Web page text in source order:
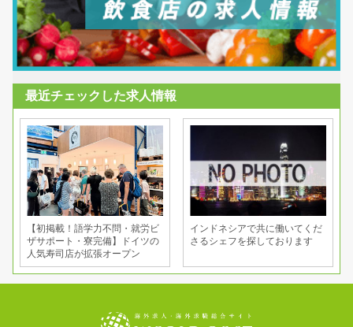
最近チェックした求人情報
【初掲載！語学力不問・就労ビ
ザサポート・寮完備】ドイツの
人気寿司店が拡張オープン
インドネシアで共に働いてくだ
さるシェフを探しております